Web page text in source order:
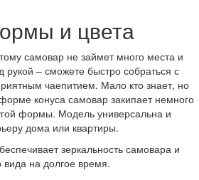
и цвета
самовар не займет много места и
рукой – сможете быстро собраться с
чаепитием. Мало кто знает, но
конуса самовар закипает немного
формы. Модель универсальна и
дома или квартиры.
зеркальность самовара и
на долгое время.